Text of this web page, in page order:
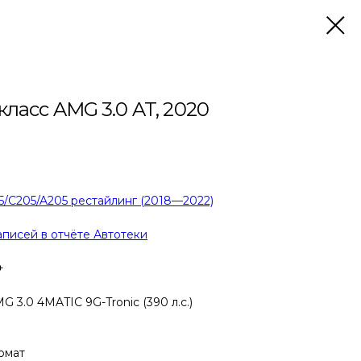
AMG 3.0 AT, 2020
C205/A205 рестайлинг (2018—2022)
в отчёте Автотеки
3.0 4MATIC 9G-Tronic (390 л.с.)